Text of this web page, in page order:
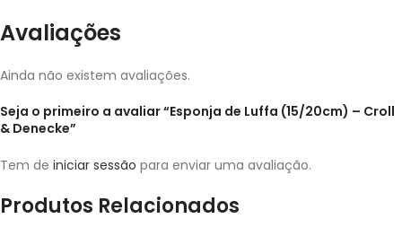
Avaliações
Ainda não existem avaliações.
Seja o primeiro a avaliar “Esponja de Luffa (15/20cm) – Croll
& Denecke”
Tem de iniciar sessão para enviar uma avaliação.
Produtos Relacionados